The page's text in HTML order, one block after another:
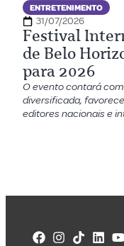
ENTRETENIMENTO
31/07/2026
Festival
de Belo
para 2026
O evento contará
diversificada,
editores nacionais e